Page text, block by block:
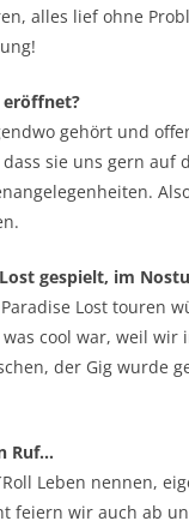
alles lief ohne
eröffnet?
gehört und
sie uns gern auf
gespielt, im
Lost touren
cool war, weil wir
der Gig wurde
Ruf…
Leben nennen,
feiern wir auch ab